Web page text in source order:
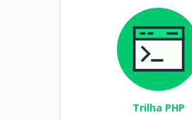
Trilha PHP